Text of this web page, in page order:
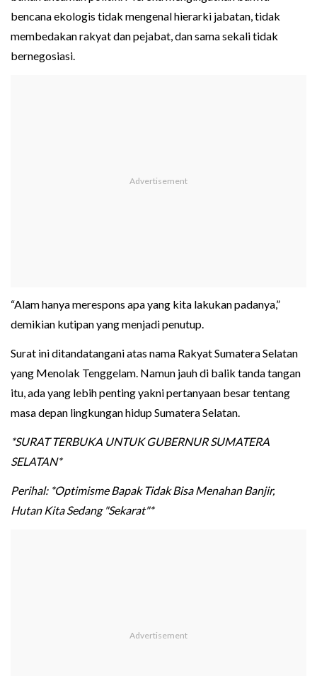
bencana ekologis tidak mengenal hierarki jabatan, tidak
membedakan rakyat dan pejabat, dan sama sekali tidak
bernegosiasi.
“Alam hanya merespons apa yang kita lakukan padanya,”
demikian kutipan yang menjadi penutup.
Surat ini ditandatangani atas nama Rakyat Sumatera Selatan
yang Menolak Tenggelam. Namun jauh di balik tanda tangan
itu, ada yang lebih penting yakni pertanyaan besar tentang
masa depan lingkungan hidup Sumatera Selatan.
*SURAT TERBUKA UNTUK GUBERNUR SUMATERA
SELATAN*
Perihal: *Optimisme Bapak Tidak Bisa Menahan Banjir,
Hutan Kita Sedang "Sekarat"*